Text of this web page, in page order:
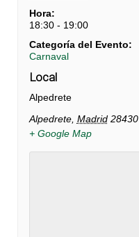
Hora:
18:30 - 19:00
Categoría del Evento:
Carnaval
Local
Alpedrete
Alpedrete, Madrid 28430
+ Google Map